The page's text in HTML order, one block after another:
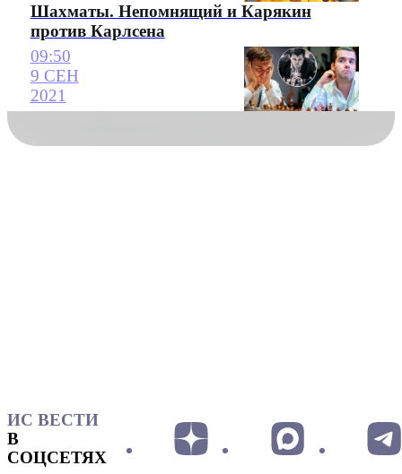
Шахматы. Непомнящий и Карякин
против Карлсена
09:50
9 СЕН
2021
ИС ВЕСТИ
В
СОЦСЕТЯХ